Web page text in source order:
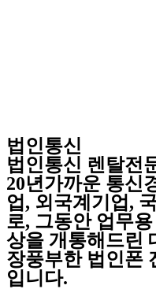
법인통신
법인통신 렌탈전
20년가까운 통신
업, 외국계기업,
로, 그동안 업무
상을 개통해드린
장풍부한 법인폰
입니다.